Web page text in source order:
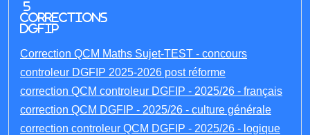
5
corrections
DGFIP
Correction QCM Maths Sujet-TEST - concours
controleur DGFIP 2025-2026 post réforme
correction QCM controleur DGFIP - 2025/26 - français
correction QCM DGFIP - 2025/26 - culture générale
correction controleur QCM DGFIP - 2025/26 - logique